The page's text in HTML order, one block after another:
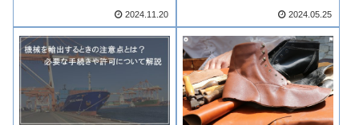
2024.11.20 2024.05.25